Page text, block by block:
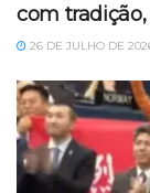
com
26 DE JULHO DE